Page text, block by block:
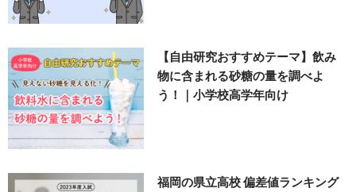
【自由研究おすすめテーマ】飲み
物に含まれる砂糖の量を調べよ
う！｜小学校高学年向け
福岡の県立高校 偏差値ランキング